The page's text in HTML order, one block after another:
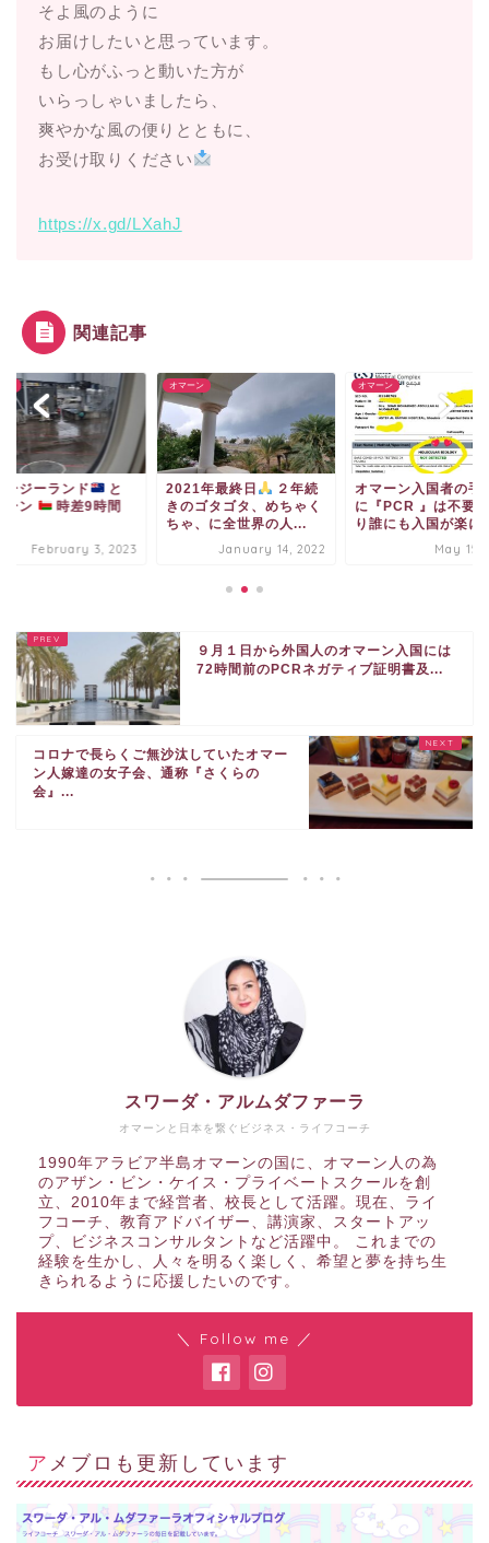
そよ風のように
お届けしたいと思っています。
もし心がふっと動いた方が
いらっしゃいましたら、
爽やかな風の便りとともに、
お受け取りください
https://x.gd/LXahJ
関連記事
ージーランド
と
ーン
時差9時間
February 3, 2023
オマーン
2021年最終日
２年続
きのゴタゴタ、めちゃく
ちゃ、に全世界の人...
January 14, 2022
オマーン
オマーン入国者の手
に『PCR 』は不要
り誰にも入国が楽に
May 15,
９月１日から外国人のオマーン入国には
72時間前のPCRネガティブ証明書及...
コロナで長らくご無沙汰していたオマー
ン人嫁達の女子会、通称『さくらの
会』...
オマーンと日本を繋ぐビジネス・ライフコーチ
スワーダ・アルムダファーラ
1990年アラビア半島オマーンの国に、オマーン人の為
のアザン・ビン・ケイス・プライベートスクールを創
立、2010年まで経営者、校長として活躍。現在、ライ
フコーチ、教育アドバイザー、講演家、スタートアッ
プ、ビジネスコンサルタントなど活躍中。 これまでの
経験を生かし、人々を明るく楽しく、希望と夢を持ち生
きられるように応援したいのです。
＼ Follow me ／
アメブロも更新しています